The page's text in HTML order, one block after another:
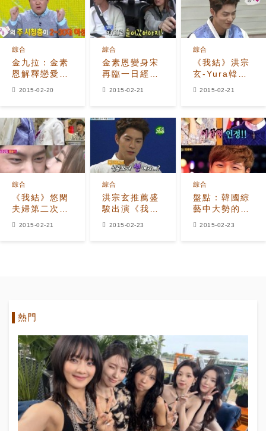
絲會脫粉！
金九拉：金素
恩解釋戀愛傳
聞不該牽扯劉
綜合
2015-02-20
金素恩變身宋
再臨一日經紀
人 駕駛開始狀
綜合
2015-02-21
《我結》洪宗
玄-Yura韓服
LOOK，果然
綜合
2015-02-21
《我結》悠閑
夫婦第二次臉
頰BOBO 洪宗
綜合
2015-02-21
洪宗玄推薦盛
駿出演《我
結》 原因是？
綜合
2015-02-23
盤點：韓國綜
藝中大勢的明
星情侶
綜合
2015-02-23
熱門